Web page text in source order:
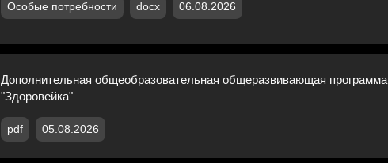
Особые потребности docx 06.08.2026
Дополнительная общеобразовательная общеразвивающая программа
"Здоровейка"
pdf 05.08.2026